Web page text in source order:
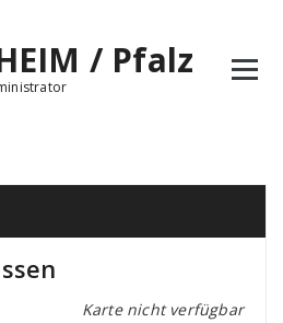
/ Pfalz
Karte nicht verfügbar